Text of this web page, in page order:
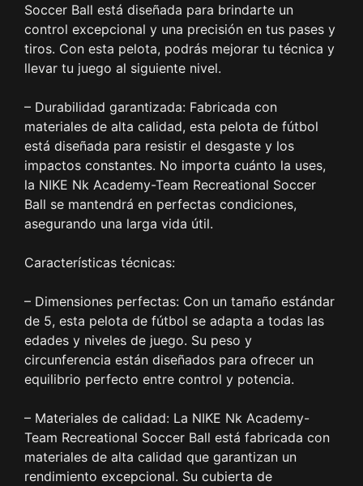
Soccer Ball está diseñada para brindarte un
control excepcional y una precisión en tus pases y
tiros. Con esta pelota, podrás mejorar tu técnica y
llevar tu juego al siguiente nivel.
– Durabilidad garantizada: Fabricada con
materiales de alta calidad, esta pelota de fútbol
está diseñada para resistir el desgaste y los
impactos constantes. No importa cuánto la uses,
la NIKE Nk Academy-Team Recreational Soccer
Ball se mantendrá en perfectas condiciones,
asegurando una larga vida útil.
Características técnicas:
– Dimensiones perfectas: Con un tamaño estándar
de 5, esta pelota de fútbol se adapta a todas las
edades y niveles de juego. Su peso y
circunferencia están diseñados para ofrecer un
equilibrio perfecto entre control y potencia.
– Materiales de calidad: La NIKE Nk Academy-
Team Recreational Soccer Ball está fabricada con
materiales de alta calidad que garantizan un
rendimiento excepcional. Su cubierta de